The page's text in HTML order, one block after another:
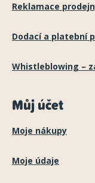
Reklamace
Dodací a platební
Whistleblowing –
Můj účet
Moje nákupy
Moje údaje